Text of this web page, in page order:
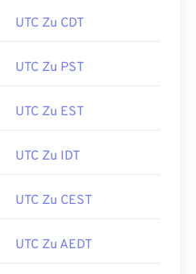
UTC Zu CDT
UTC Zu PST
UTC Zu EST
UTC Zu IDT
UTC Zu CEST
UTC Zu AEDT